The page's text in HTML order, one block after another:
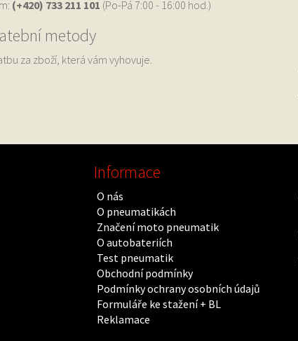
(+420) 733 211 101 (Po-Pá 7:00 - 16:00 hod.)
metody
za zboží, která vám vyhovuje.
Informace
O nás
O pneumatikách
Značení moto pneumatik
O autobateriích
Test pneumatik
Obchodní podmínky
Podmínky ochrany osobních údajů
Formuláře ke stažení + BL
Reklamace